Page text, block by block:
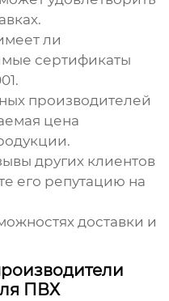
ли
сертификаты
производителей
цена
других клиентов
его репутацию на
доставки и
ПВХ